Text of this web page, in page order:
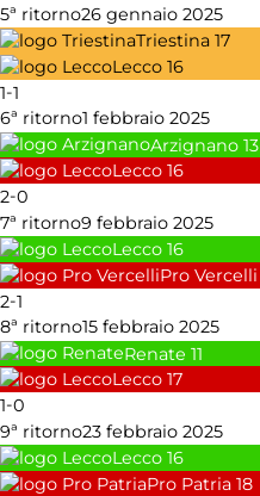
5ª ritorno26 gennaio 2025
Triestina 17
Lecco 16
1-1
6ª ritorno1 febbraio 2025
Arzignano 13
Lecco 16
2-0
7ª ritorno9 febbraio 2025
Lecco 16
Pro Vercelli
2-1
8ª ritorno15 febbraio 2025
Renate 11
Lecco 17
1-0
9ª ritorno23 febbraio 2025
Lecco 16
Pro Patria 18